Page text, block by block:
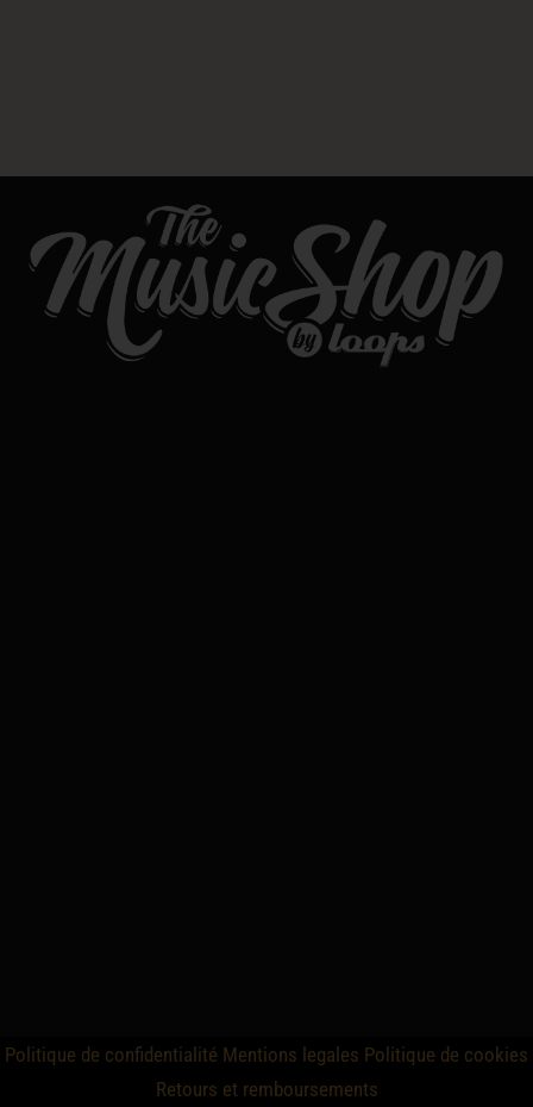
Politique de confidentialité Mentions legales Politique de cookies
Retours et remboursements